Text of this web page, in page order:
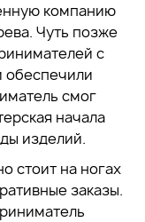
компанию
Чуть позже
с
обеспечили
смог
начала
изделий.
стоит на ногах
заказы.